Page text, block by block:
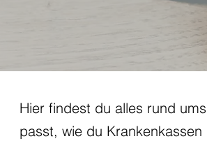
Hier findest du alles rund
passt, wie du